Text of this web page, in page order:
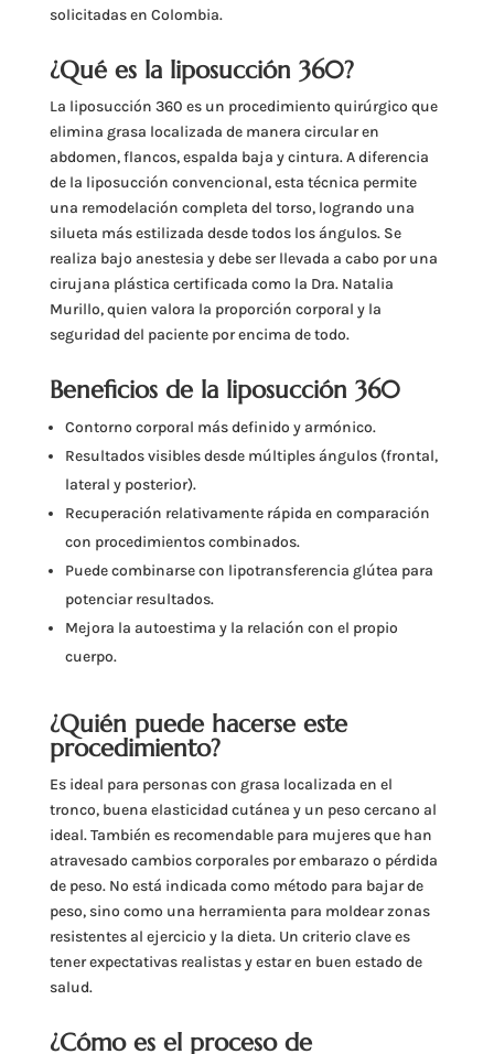
solicitadas en Colombia.
¿Qué es la liposucción 360?
La liposucción 360 es un procedimiento quirúrgico que
elimina grasa localizada de manera circular en
abdomen, flancos, espalda baja y cintura. A diferencia
de la liposucción convencional, esta técnica permite
una remodelación completa del torso, logrando una
silueta más estilizada desde todos los ángulos. Se
realiza bajo anestesia y debe ser llevada a cabo por una
cirujana plástica certificada como la Dra. Natalia
Murillo, quien valora la proporción corporal y la
seguridad del paciente por encima de todo.
Beneficios de la liposucción 360
Contorno corporal más definido y armónico.
Resultados visibles desde múltiples ángulos (frontal,
lateral y posterior).
Recuperación relativamente rápida en comparación
con procedimientos combinados.
Puede combinarse con lipotransferencia glútea para
potenciar resultados.
Mejora la autoestima y la relación con el propio
cuerpo.
¿Quién puede hacerse este
procedimiento?
Es ideal para personas con grasa localizada en el
tronco, buena elasticidad cutánea y un peso cercano al
ideal. También es recomendable para mujeres que han
atravesado cambios corporales por embarazo o pérdida
de peso. No está indicada como método para bajar de
peso, sino como una herramienta para moldear zonas
resistentes al ejercicio y la dieta. Un criterio clave es
tener expectativas realistas y estar en buen estado de
salud.
¿Cómo es el proceso de